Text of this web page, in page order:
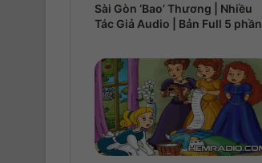
Sài Gòn ‘Bao’ Thương | Nhiều
Tác Giả Audio | Bản Full 5 phần